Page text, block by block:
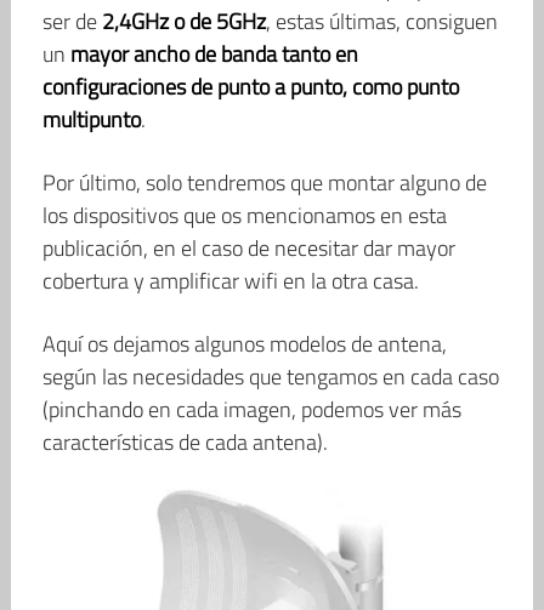
ser de2,4GHz o de 5GHz, estas últimas, consiguen
un mayor ancho de banda tanto en
configuraciones de punto a punto, como punto
multipunto.
Por último, solo tendremos que montar alguno de
los dispositivos que os mencionamos en esta
publicación, en el caso de necesitar dar mayor
cobertura y amplificar wifi en la otra casa.
Aquí os dejamos algunos modelos de antena,
según las necesidades que tengamos en cada caso
(pinchando en cada imagen, podemos ver más
características de cada antena).